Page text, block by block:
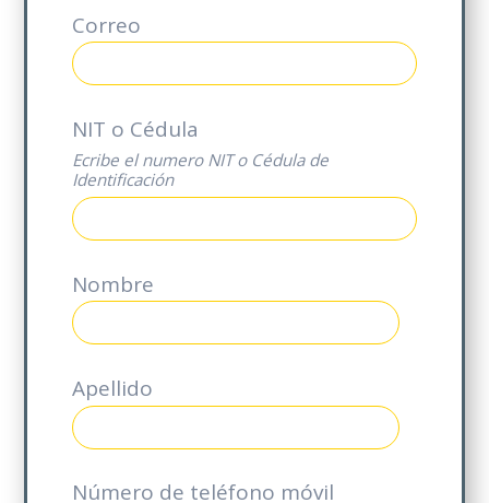
Correo
NIT o Cédula
Ecribe el numero NIT o Cédula de
Identificación
Nombre
Apellido
Número de teléfono móvil